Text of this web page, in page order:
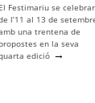
El Festimariu se
l’11 al 13 de
una trentena de
en la seva
edició →